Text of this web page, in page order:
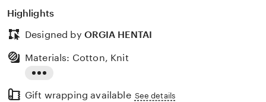
Highlights
Designed by ORGIA HENTAI
the
Materials: Cotton, Knit
Gift wrapping available See details